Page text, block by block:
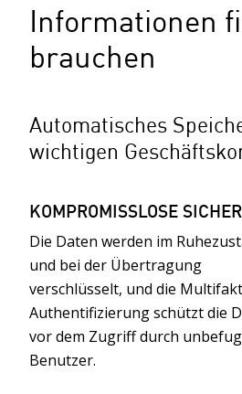
Informationen
brauchen
Automatisches
wichtigen
KOMPROMISSLOSE
Die Daten werden im
und bei der Übertragung
verschlüsselt, und die
Authentifizierung schützt die
vor dem Zugriff durch
Benutzer.